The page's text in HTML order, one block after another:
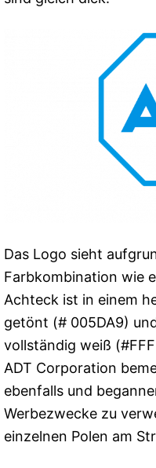
Das Logo sieht
Farbkombination wie
Achteck ist in einem
getönt (# 005DA9)
vollständig weiß
ADT Corporation
ebenfalls und
Werbezwecke zu
einzelnen Polen am